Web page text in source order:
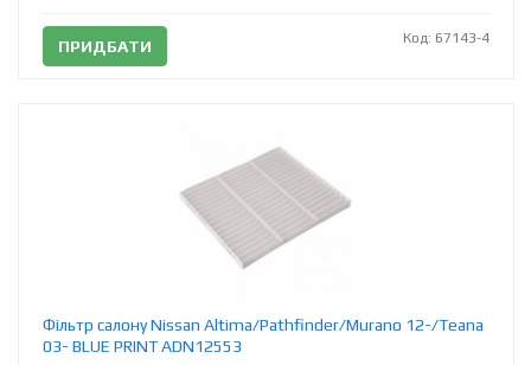
ПРИДБАТИ Код: 67143-4
Фільтр салону Nissan Altima/Pathfinder/Murano 12-/Teana
03- BLUE PRINT ADN12553